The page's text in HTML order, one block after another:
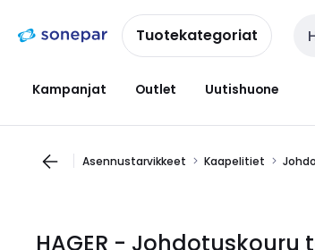
navigointiinsisältöönTuotekategoriat
Kampanjat Outlet Uutishuone
Asennustarvikkeet Kaapelitiet
HAGER - Johdotuskouru